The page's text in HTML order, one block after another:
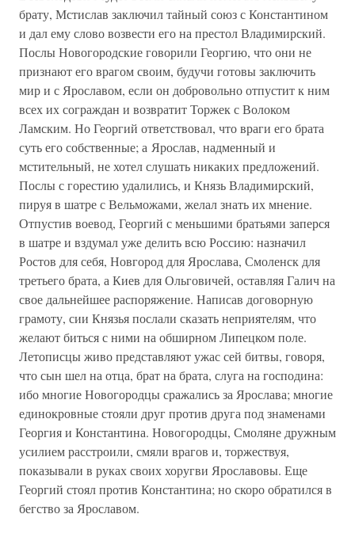
брату, Мстислав заключил тайный союз с Константином
и дал ему слово возвести его на престол Владимирский.
Послы Новогородские говорили Георгию, что они не
признают его врагом своим, будучи готовы заключить
мир и с Ярославом, если он добровольно отпустит к ним
всех их сограждан и возвратит Торжек с Волоком
Ламским. Но Георгий ответствовал, что враги его брата
суть его собственные; а Ярослав, надменный и
мстительный, не хотел слушать никаких предложений.
Послы с горестию удалились, и Князь Владимирский,
пируя в шатре с Вельможами, желал знать их мнение.
Отпустив воевод, Георгий с меньшими братьями заперся
в шатре и вздумал уже делить всю Россию: назначил
Ростов для себя, Новгород для Ярослава, Смоленск для
третьего брата, а Киев для Ольговичей, оставляя Галич на
свое дальнейшее распоряжение. Написав договорную
грамоту, сии Князья послали сказать неприятелям, что
желают биться с ними на обширном Липецком поле.
Летописцы живо представляют ужас сей битвы, говоря,
что сын шел на отца, брат на брата, слуга на господина:
ибо многие Новогородцы сражались за Ярослава; многие
единокровные стояли друг против друга под знаменами
Георгия и Константина. Новогородцы, Смоляне дружным
усилием расстроили, смяли врагов и, торжествуя,
показывали в руках своих хоругви Ярославовы. Еще
Георгий стоял против Константина; но скоро обратился в
бегство за Ярославом.